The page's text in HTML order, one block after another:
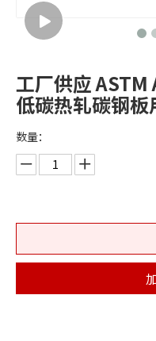
工厂供应 ASTM
低碳热轧碳钢
数量：